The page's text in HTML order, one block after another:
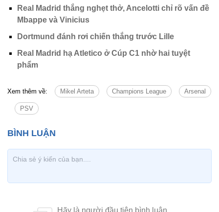
Real Madrid thắng nghẹt thở, Ancelotti chỉ rõ vấn đề
Mbappe và Vinicius
Dortmund đánh rơi chiến thắng trước Lille
Real Madrid hạ Atletico ở Cúp C1 nhờ hai tuyệt
phẩm
Xem thêm về: Mikel Arteta Champions League Arsenal
PSV